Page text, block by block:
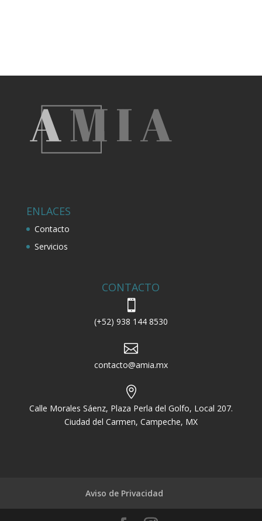
ENLACES
Contacto
Servicios
CONTACTO

(+52) 938 144 8530

contacto@amia.mx

Calle Morales Sáenz, Plaza Perla del Golfo, Local 207.
Ciudad del Carmen, Campeche, MX
Aviso de Privacidad